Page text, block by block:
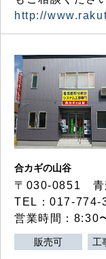
http://
合カギの山谷
〒030-0851 青
TEL：017-774-
営業時間：8:30
販売可 工